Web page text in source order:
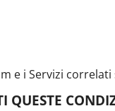
e i Servizi
QUESTE